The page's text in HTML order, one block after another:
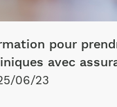
pour
avec
06/23